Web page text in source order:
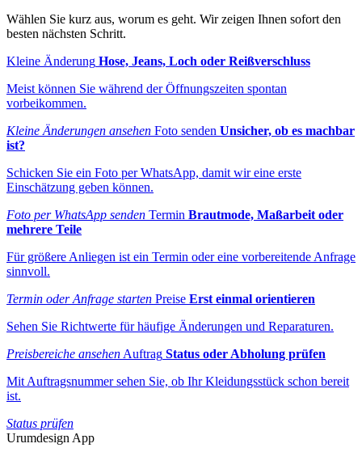
Wählen Sie kurz aus, worum es geht. Wir zeigen Ihnen sofort den
besten nächsten Schritt.
Kleine Änderung Hose, Jeans, Loch oder Reißverschluss
Meist können Sie während der Öffnungszeiten spontan
vorbeikommen.
Kleine Änderungen ansehen Foto senden Unsicher, ob es machbar
ist?
Schicken Sie ein Foto per WhatsApp, damit wir eine erste
Einschätzung geben können.
Foto per WhatsApp senden Termin Brautmode, Maßarbeit oder
mehrere Teile
Für größere Anliegen ist ein Termin oder eine vorbereitende Anfrage
sinnvoll.
Termin oder Anfrage starten Preise Erst einmal orientieren
Sehen Sie Richtwerte für häufige Änderungen und Reparaturen.
Preisbereiche ansehen Auftrag Status oder Abholung prüfen
Mit Auftragsnummer sehen Sie, ob Ihr Kleidungsstück schon bereit
ist.
Status prüfen
Urumdesign App